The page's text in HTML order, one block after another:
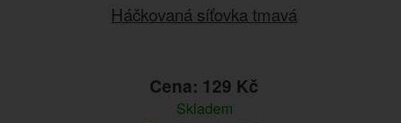
Háčkovaná síťovka tmavá
Cena: 129 Kč
Skladem